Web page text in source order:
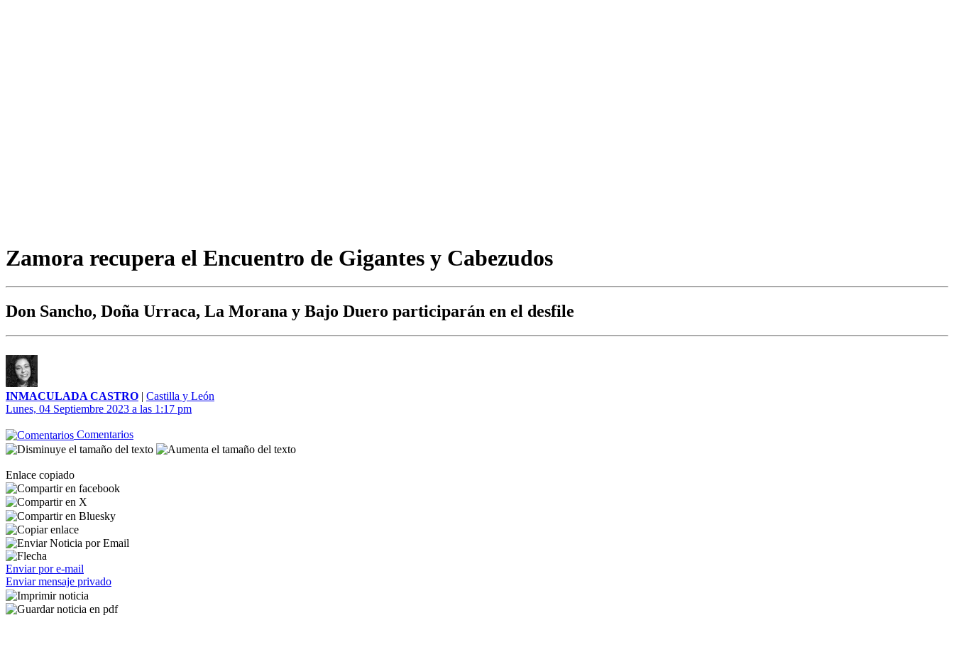
Zamora recupera el Encuentro de Gigantes y Cabezudos
Don Sancho, Doña Urraca, La Morana y Bajo Duero participarán en el desfile
INMACULADA CASTRO | Castilla y León
Lunes, 04 Septiembre 2023 a las 1:17 pm
Comentarios
Enlace copiado
Enviar por e-mail
Enviar mensaje privado